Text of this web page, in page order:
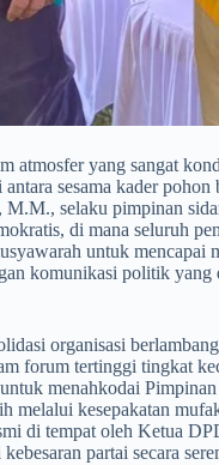
atmosfer yang sangat
sesama kader
selaku pimpinan
di mana seluruh
untuk mencapai
komunikasi politik
organisasi
forum tertinggi tingkat
menahkodai
melalui kesepakatan
di tempat oleh Ketua
partai secara